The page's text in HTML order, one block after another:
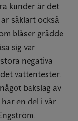
kunder är det
såklart också
blåser grädde
sig var
negativa
vattentester.
bakslag av
en del i vår